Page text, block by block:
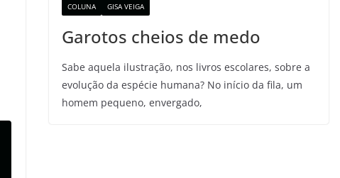
COLUNA GISA VEIGA
Garotos cheios de medo
Sabe aquela ilustração, nos livros escolares, sobre a
evolução da espécie humana? No início da fila, um
homem pequeno, envergado,